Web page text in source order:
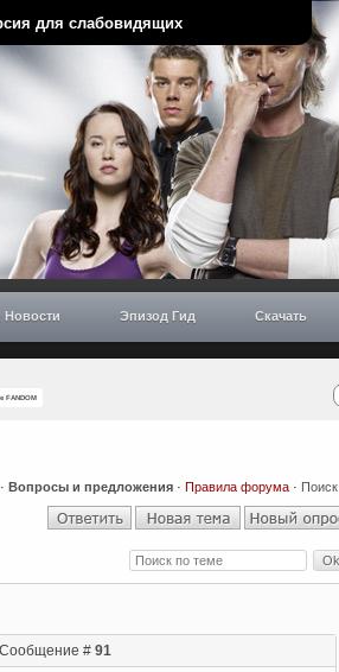
для слабовидящих
Новости Эпизод Гид Скачать
FANDOM
· Вопросы и предложения · Правила форума · Поиск
Сообщение # 91